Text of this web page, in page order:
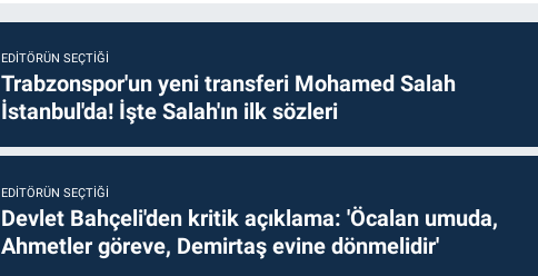
EDITÖRÜN SEÇTIĞI
Trabzonspor'un yeni transferi Mohamed Salah
İstanbul'da! İşte Salah'ın ilk sözleri
EDITÖRÜN SEÇTIĞI
Devlet Bahçeli'den kritik açıklama: 'Öcalan umuda,
Ahmetler göreve, Demirtaş evine dönmelidir'